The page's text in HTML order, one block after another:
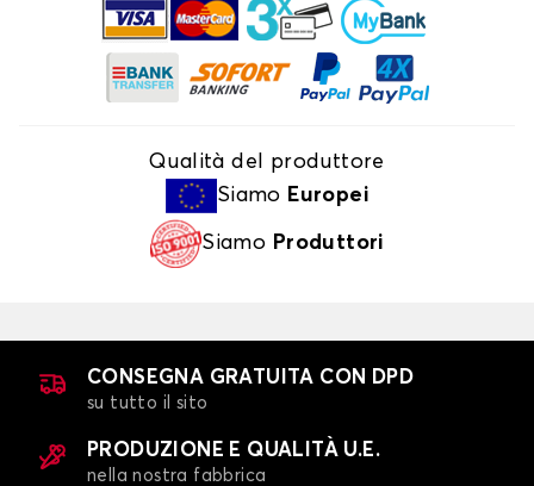
Qualità del produttore
Siamo Europei
Siamo Produttori
CONSEGNA GRATUITA CON DPD
su tutto il sito
PRODUZIONE E QUALITÀ U.E.
nella nostra fabbrica